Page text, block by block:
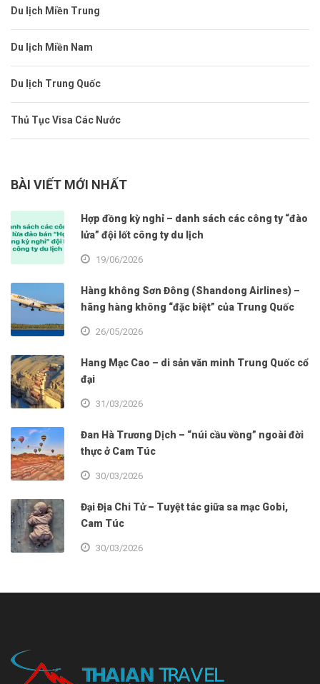
Du lịch Miền Trung
Du lịch Miền Nam
Du lịch Trung Quốc
Thủ Tục Visa Các Nước
BÀI VIẾT MỚI NHẤT
Hợp đồng kỳ nghỉ – danh sách các công ty “đào
lửa” đội lốt công ty du lịch
19/06/2026
Hàng không Sơn Đông (Shandong Airlines) –
hãng hàng không “đặc biệt” của Trung Quốc
26/05/2026
Hang Mạc Cao – di sản văn minh Trung Quốc cổ
đại
31/03/2026
Đan Hà Trương Dịch – “núi cầu vồng” ngoài đời
thực ở Cam Túc
30/03/2026
Đại Địa Chi Tử – Tuyệt tác giữa sa mạc Gobi,
Cam Túc
30/03/2026